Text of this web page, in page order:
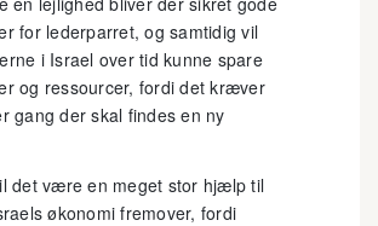
for lederparret, og samtidig vil
i Israel over tid kunne spare
og ressourcer, fordi det kræver
gang der skal findes en ny
det være en meget stor hjælp til
økonomi fremover, fordi